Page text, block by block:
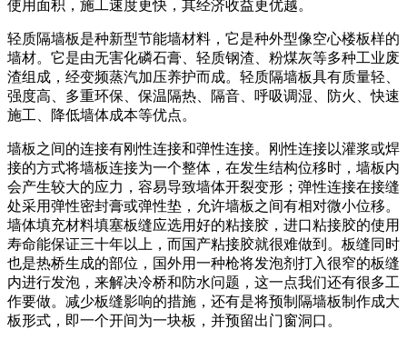
使用面积，施工速度更快，其经济收益更优越。
轻质隔墙板是种新型节能墙材料，它是种外型像空心楼板样的
墙材。它是由无害化磷石膏、轻质钢渣、粉煤灰等多种工业废
渣组成，经变频蒸汽加压养护而成。轻质隔墙板具有质量轻、
强度高、多重环保、保温隔热、隔音、呼吸调湿、防火、快速
施工、降低墙体成本等优点。
墙板之间的连接有刚性连接和弹性连接。刚性连接以灌浆或焊
接的方式将墙板连接为一个整体，在发生结构位移时，墙板内
会产生较大的应力，容易导致墙体开裂变形；弹性连接在接缝
处采用弹性密封膏或弹性垫，允许墙板之间有相对微小位移。
墙体填充材料填塞板缝应选用好的粘接胶，进口粘接胶的使用
寿命能保证三十年以上，而国产粘接胶就很难做到。板缝同时
也是热桥生成的部位，国外用一种枪将发泡剂打入很窄的板缝
内进行发泡，来解决冷桥和防水问题，这一点我们还有很多工
作要做。减少板缝影响的措施，还有是将预制隔墙板制作成大
板形式，即一个开间为一块板，并预留出门窗洞口。